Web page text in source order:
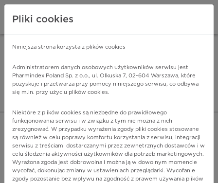
Pharmindex - lider
ZALOGUJ SIĘ
POKAŻ FILTRY
Pliki cookies
Niniejsza strona korzysta z plików cookies
Administratorem danych osobowych użytkowników serwisu jest
Pharmindex Poland Sp. z o.o., ul. Olkuska 7, 02-604 Warszawa, które
pozyskuje i przetwarza przy pomocy niniejszego serwisu, co odbywa
się m.in. przy użyciu plików cookies.
Niektóre z plików cookies są niezbędne do prawidłowego
funkcjonowania serwisu i w związku z tym nie można z nich
zrezygnować. W przypadku wyrażenia zgody pliki cookies stosowane
są również w celu poprawy komfortu korzystania z serwisu, integracji
serwisu z treściami dostarczanymi przez zewnętrznych dostawców i w
celu śledzenia aktywności użytkowników dla potrzeb marketingowych.
Wyrażona zgoda jest dobrowolna i można ją w dowolnym momencie
wycofać, dokonując zmiany w ustawieniach przeglądarki. Wycofanie
zgody pozostanie bez wpływu na zgodność z prawem używania plików
ZA DARMO - w Google Play INSTALUJ